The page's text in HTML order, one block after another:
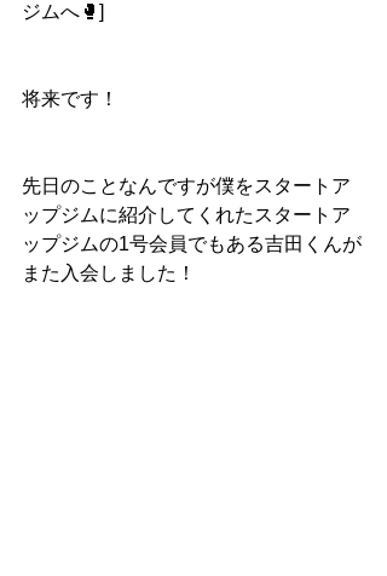
ジムへ🥊]
将来です！
先日のことなんですが僕をスタートア
ップジムに紹介してくれたスタートア
ップジムの1号会員でもある吉田くんが
また入会しました！